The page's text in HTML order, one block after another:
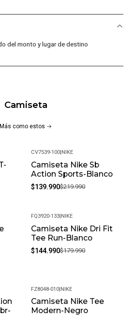
del monto y lugar de destino
Camiseta
Más como estos
-36%
CV7539-100|NIKE
Camiseta Nike Sb
Action Sports-Blanco
$139.990$219.990
-19%
FQ3920-133|NIKE
Camiseta Nike Dri Fit
Tee Run-Blanco
$144.990$179.990
-20%
FZ8048-010|NIKE
Camiseta Nike Tee
Modern-Negro